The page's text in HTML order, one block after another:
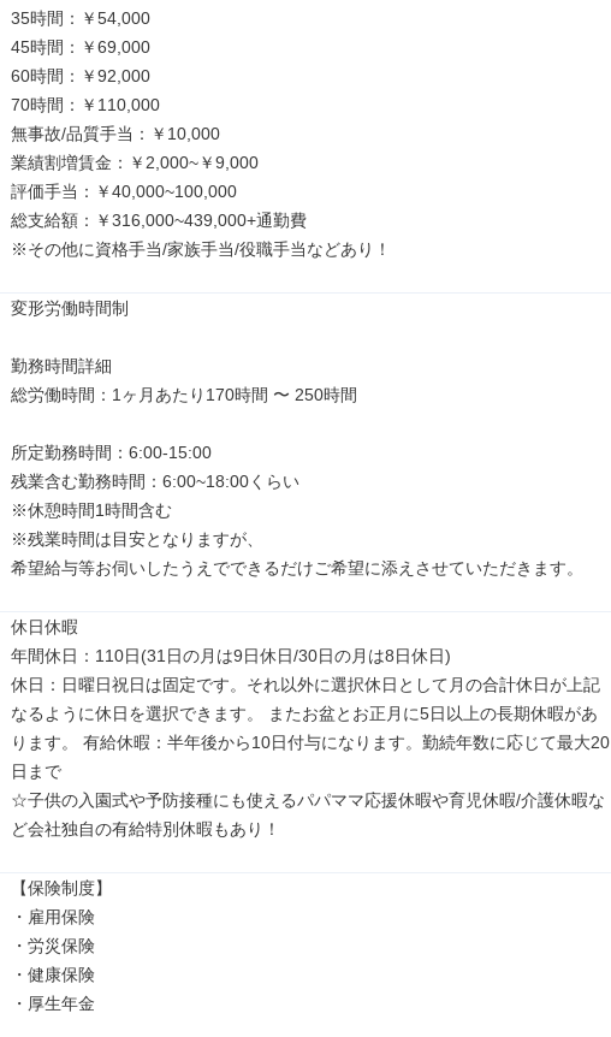
35時間：￥54,000
45時間：￥69,000
60時間：￥92,000
70時間：￥110,000
無事故/品質手当：￥10,000
業績割増賃金：￥2,000~￥9,000
評価手当：￥40,000~100,000
総支給額：￥316,000~439,000+通勤費
※その他に資格手当/家族手当/役職手当などあり！
変形労働時間制
勤務時間詳細
総労働時間：1ヶ月あたり170時間 〜 250時間
所定勤務時間：6:00-15:00
残業含む勤務時間：6:00~18:00くらい
※休憩時間1時間含む
※残業時間は目安となりますが、
希望給与等お伺いしたうえでできるだけご希望に添えさせていただきます。
休日休暇
年間休日：110日(31日の月は9日休日/30日の月は8日休日)
休日：日曜日祝日は固定です。それ以外に選択休日として月の合計休日が上記
なるように休日を選択できます。 またお盆とお正月に5日以上の長期休暇があ
ります。 有給休暇：半年後から10日付与になります。勤続年数に応じて最大20
日まで
☆子供の入園式や予防接種にも使えるパパママ応援休暇や育児休暇/介護休暇な
ど会社独自の有給特別休暇もあり！
【保険制度】
・雇用保険
・労災保険
・健康保険
・厚生年金